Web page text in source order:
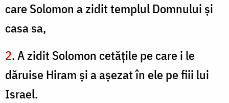
care Solomon a zidit templul Domnului şi
casa sa,
2. A zidit Solomon cetăţile pe care i le
dăruise Hiram şi a aşezat în ele pe fiii lui
Israel.